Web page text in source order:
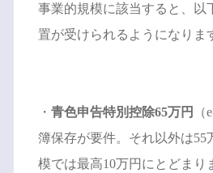
事業的規模に該当すると、以
置が受けられるようになりま
・ 青色申告特別控除65万円
簿保存が要件。それ以外は55
模では最高10万円にとどまり